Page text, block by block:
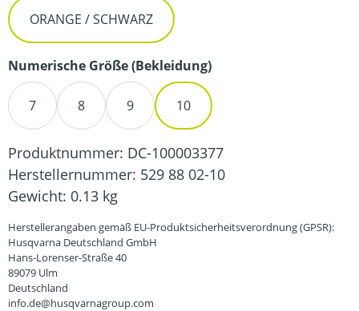
ORANGE / SCHWARZ
Numerische Größe (Bekleidung)auswählen
7 8 9 10
Produktnummer: DC-100003377
Herstellernummer: 529 88 02-10
Gewicht: 0.13 kg
Herstellerangaben gemäß EU-Produktsicherheitsverordnung (GPSR):
Husqvarna Deutschland GmbH
Hans-Lorenser-Straße 40
89079 Ulm
Deutschland
info.de@husqvarnagroup.com